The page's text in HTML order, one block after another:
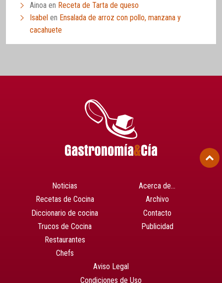
Ainoa en Receta de Tarta de queso
Isabel en Ensalada de arroz con pollo, manzana y
cacahuete
Noticias
Recetas de Cocina
Diccionario de cocina
Trucos de Cocina
Restaurantes
Chefs
Acerca de…
Archivo
Contacto
Publicidad
Aviso Legal
Condiciones de Uso